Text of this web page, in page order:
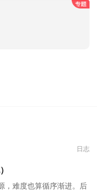
日志
，难度也算循序渐进。后